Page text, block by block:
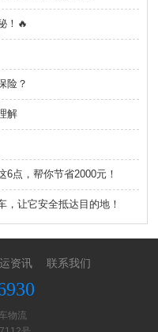
！🔥
险？
解
点，帮你节省2000元！
，让它安全抵达目的地！
资讯 联系我们
物流